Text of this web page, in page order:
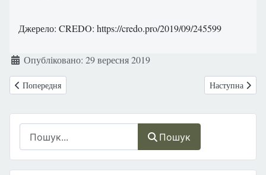
Пошук
Джерело: CREDO: https://credo.pro/2019/09/245599
ДеталіОпубліковано: 29 вересня 2019
Попередня стаття: 30 вересня в Україні відзначають День
Попередня Наступна
Наступна